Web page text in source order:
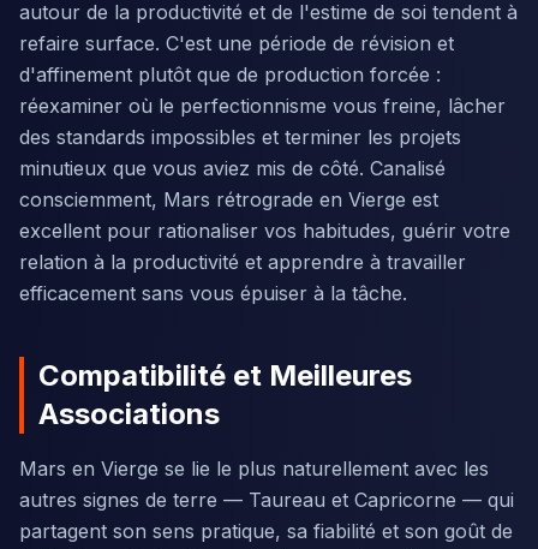
autour de la productivité et de l'estime de soi tendent à
refaire surface. C'est une période de révision et
d'affinement plutôt que de production forcée :
réexaminer où le perfectionnisme vous freine, lâcher
des standards impossibles et terminer les projets
minutieux que vous aviez mis de côté. Canalisé
consciemment, Mars rétrograde en Vierge est
excellent pour rationaliser vos habitudes, guérir votre
relation à la productivité et apprendre à travailler
efficacement sans vous épuiser à la tâche.
Compatibilité et Meilleures
Associations
Mars en Vierge se lie le plus naturellement avec les
autres signes de terre — Taureau et Capricorne — qui
partagent son sens pratique, sa fiabilité et son goût de